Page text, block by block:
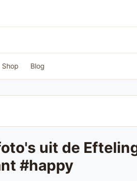
Shop Blog
uit de
#happy